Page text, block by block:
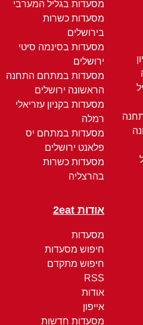
מסעדות בגליל המערבי
מסעדות כשרות
בירושלים
מסעדות בסינמה סיטי
ירושלים
מסעדות במתחם התחנה
הראשונה ירושלים
מסעדות בקניון עזריאלי
רמלה
מסעדות במתחם יס
פלאנט ירושלים
מסעדות כשרות
בהרצליה
אודות 2eat
מסעדות
חיפוש מסעדות
חיפוש מתקדם
RSS
אודות
אייפון
מסעדות חדשות